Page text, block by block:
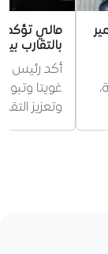
مالي تؤكد
بالتقارب
أكد رئيس
غويتا
وتعزيز